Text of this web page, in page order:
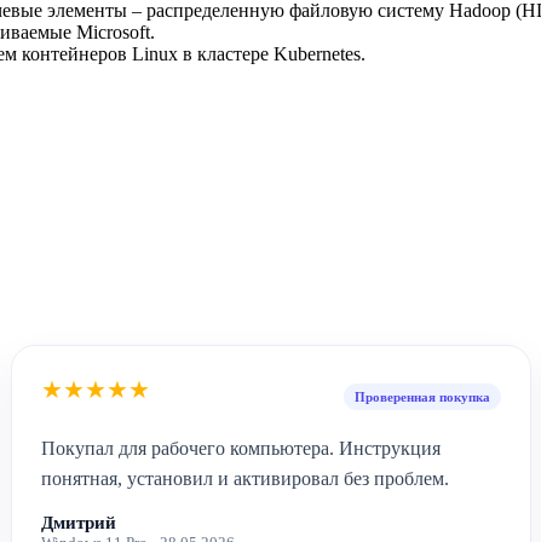
элементы – распределенную файловую систему Hadoop
Microsoft.
контейнеров Linux в кластере Kubernetes.
★★★★★ Проверенная покупка
Покупал для рабочего компьютера. Инструкция
понятная, установил и активировал без проблем.
Дмитрий